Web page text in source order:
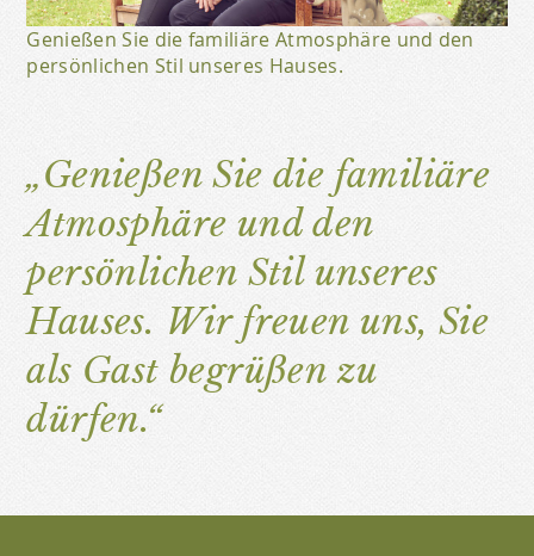
Genießen Sie die familiäre Atmosphäre und den
persönlichen Stil unseres Hauses.
„Genießen Sie die familiäre
Atmosphäre und den
persönlichen Stil unseres
Hauses. Wir freuen uns, Sie
als Gast begrüßen zu
dürfen.“